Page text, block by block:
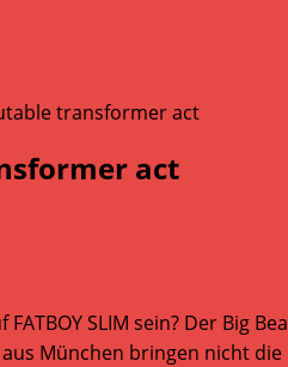
act
FATBOY SLIM sein? Der
München bringen nicht